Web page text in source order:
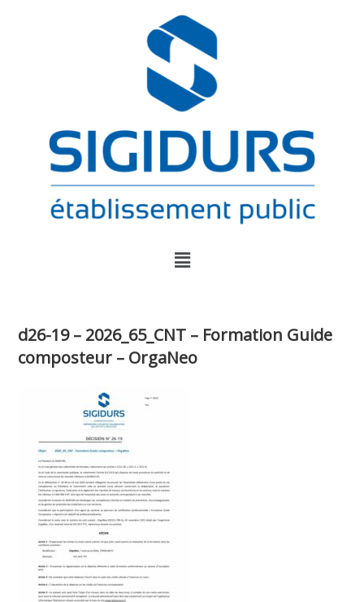
d26-19 – 2026_65_CNT – Formation Guide
composteur – OrgaNeo